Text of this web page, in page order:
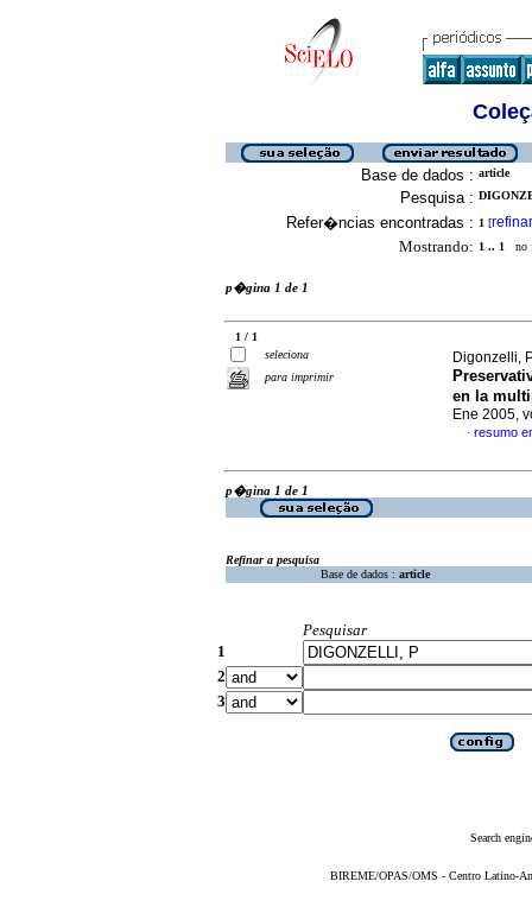
Base de dados : article
Pesquisa :
Refer�ncias encontradas : 1 [refinar
Mostrando: 1 .. 1 no
p�gina 1 de 1
1 / 1
seleciona
para imprimir
Digonzelli,
en la
Ene 2005,
· resumo
p�gina 1 de 1
Refinar a pesquisa
Base de dados : article
Pesquisar
1
2
3
Search
BIREME/OPAS/OMS - Centro Latino-